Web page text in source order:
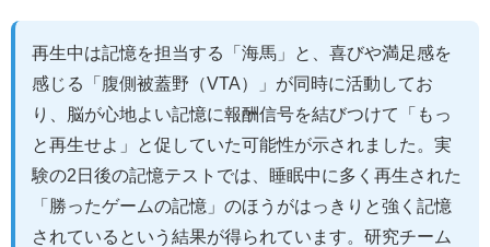
再生中は記憶を担当する「海馬」と、喜びや満足感を
感じる「腹側被蓋野（VTA）」が同時に活動してお
り、脳が心地よい記憶に報酬信号を結びつけて「もっ
と再生せよ」と促していた可能性が示されました。実
験の2日後の記憶テストでは、睡眠中に多く再生された
「勝ったゲームの記憶」のほうがはっきりと強く記憶
されているという結果が得られています。研究チーム